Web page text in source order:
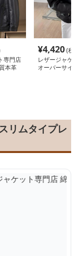
専門店
本革
¥4,420(税
レザージャケ
オーバーサイ
リムタイプレ